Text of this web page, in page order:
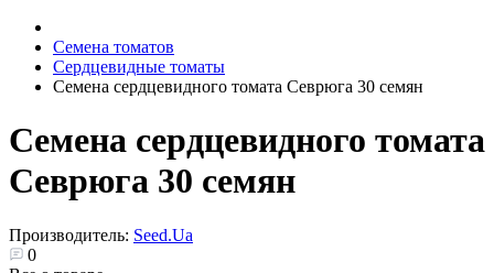
Семена томатов
Сердцевидные томаты
Семена сердцевидного томата Севрюга 30 семян
Семена сердцевидного томата
Севрюга 30 семян
Производитель: Seed.Ua
0